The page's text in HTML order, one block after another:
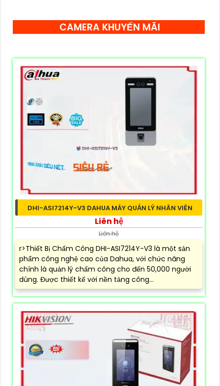
CAMERA KHUYẾN MÃI
DHI-ASI7214Y-V3 DAHUA MÁY QUẢN LÝ NHÂN VIÊN
Liên hệ
Liên hệ
r>Thiết Bị Chấm Công DHI-ASI7214Y-V3 là một sản
phẩm công nghệ cao của Dahua, với chức năng
chính là quản lý chấm công cho đến 50,000 người
dùng. Được thiết kế với nền tảng công...